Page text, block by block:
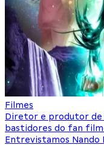
Filmes
Diretor e produtor de
bastidores do fan
Entrevistamos Nando